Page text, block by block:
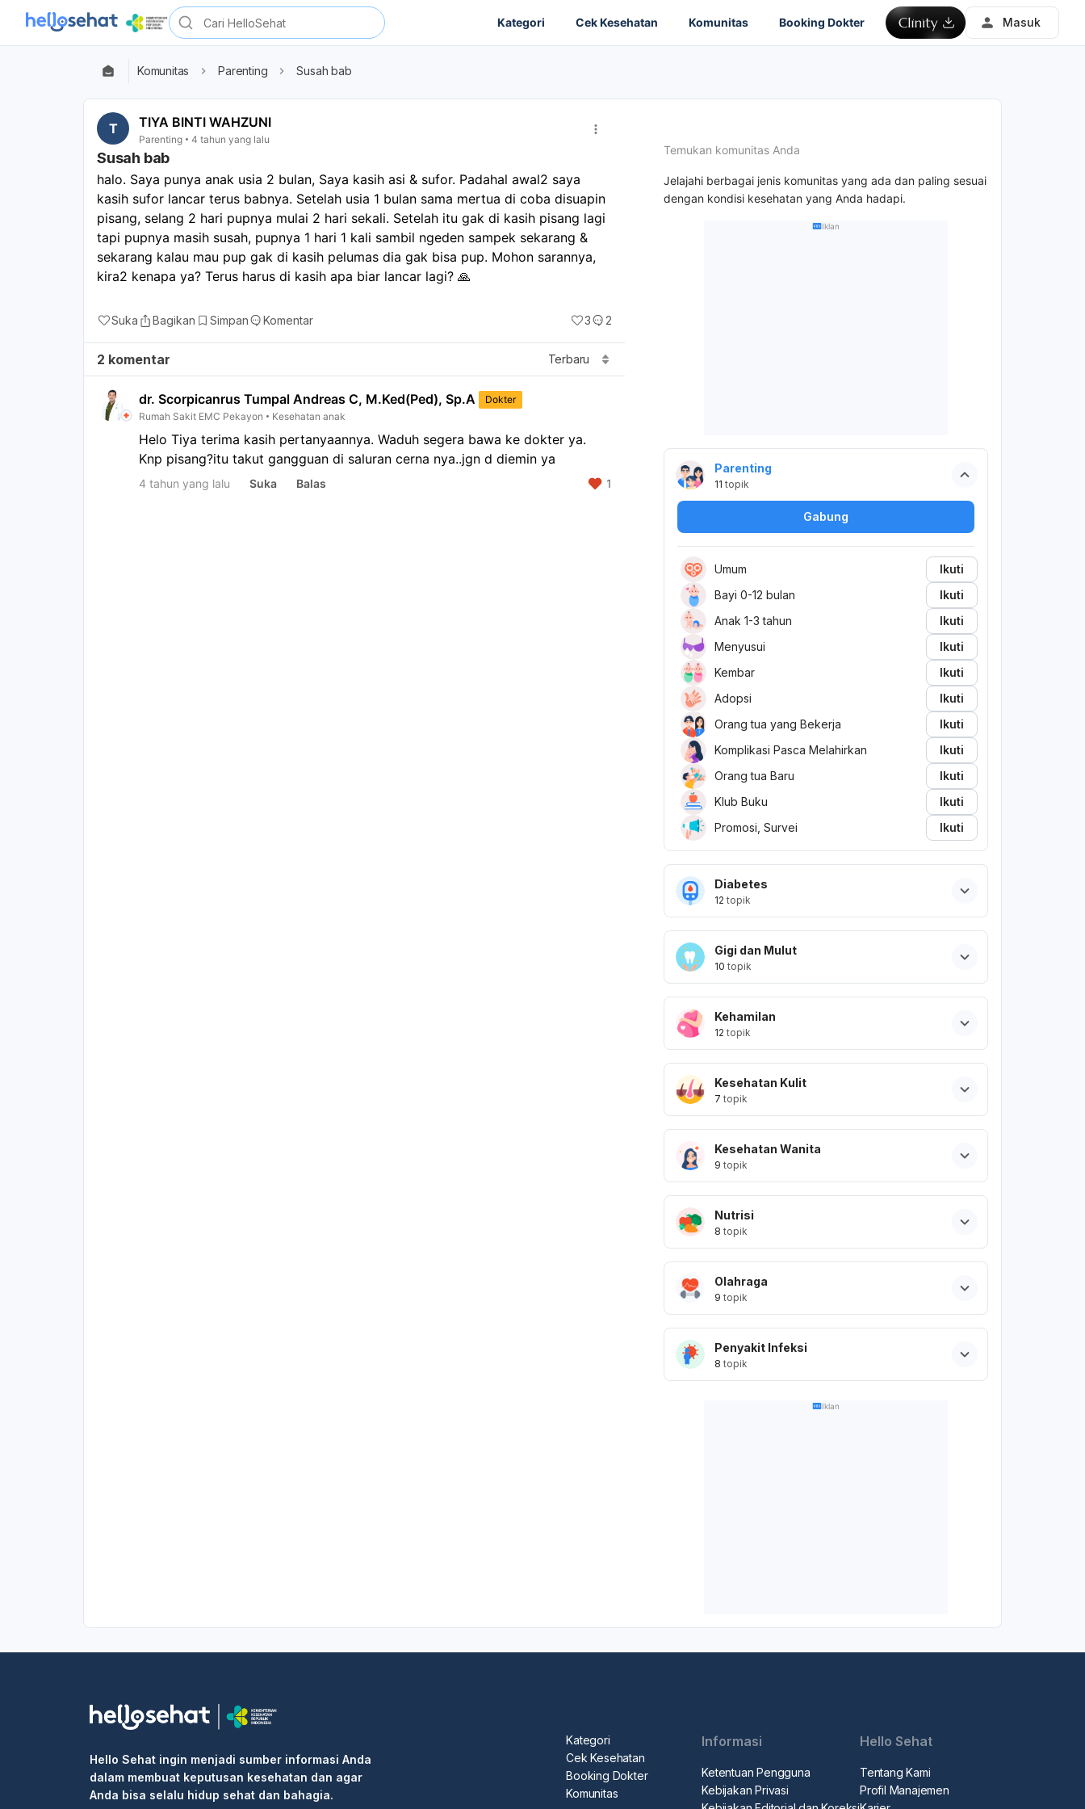
Kategori Cek Kesehatan Komunitas Booking Dokter Masuk
Komunitas Parenting Susah bab
T TIYA BINTI WAHZUNI
Parenting 4 tahun yang lalu
Susah bab
halo. Saya punya anak usia 2 bulan, Saya kasih asi & sufor. Padahal awal2 saya
kasih sufor lancar terus babnya. Setelah usia 1 bulan sama mertua di coba disuapin
pisang, selang 2 hari pupnya mulai 2 hari sekali. Setelah itu gak di kasih pisang lagi
tapi pupnya masih susah, pupnya 1 hari 1 kali sambil ngeden sampek sekarang &
sekarang kalau mau pup gak di kasih pelumas dia gak bisa pup. Mohon sarannya,
kira2 kenapa ya? Terus harus di kasih apa biar lancar lagi? 🙏
Suka Bagikan Simpan Komentar 3 2
2 komentar Terbaru
dr. Scorpicanrus Tumpal Andreas C, M.Ked(Ped), Sp.A
Dokter
Rumah Sakit EMC Pekayon
Kesehatan anak
Helo Tiya terima kasih pertanyaannya. Waduh segera bawa ke dokter ya.
Knp pisang?itu takut gangguan di saluran cerna nya..jgn d diemin ya
4 tahun yang lalu Suka Balas 1
Temukan komunitas Anda
Jelajahi berbagai jenis komunitas yang ada dan paling sesuai
dengan kondisi kesehatan yang Anda hadapi.
Iklan
Parenting
11 topik
Gabung
Umum
Ikuti
Bayi 0-12 bulan
Ikuti
Anak 1-3 tahun
Ikuti
Menyusui
Ikuti
Kembar
Ikuti
Adopsi
Ikuti
Orang tua yang Bekerja
Ikuti
Komplikasi Pasca Melahirkan
Ikuti
Orang tua Baru
Ikuti
Klub Buku
Ikuti
Promosi, Survei
Ikuti
Diabetes
12 topik
Gigi dan Mulut
10 topik
Kehamilan
12 topik
Kesehatan Kulit
7 topik
Kesehatan Wanita
9 topik
Nutrisi
8 topik
Olahraga
9 topik
Penyakit Infeksi
8 topik
Iklan
Hello Sehat ingin menjadi sumber informasi Anda
dalam membuat keputusan kesehatan dan agar
Anda bisa selalu hidup sehat dan bahagia.
Kategori
Cek Kesehatan
Booking Dokter
Komunitas
Informasi
Ketentuan Pengguna
Kebijakan Privasi
Hello Sehat
Tentang Kami
Profil Manajemen